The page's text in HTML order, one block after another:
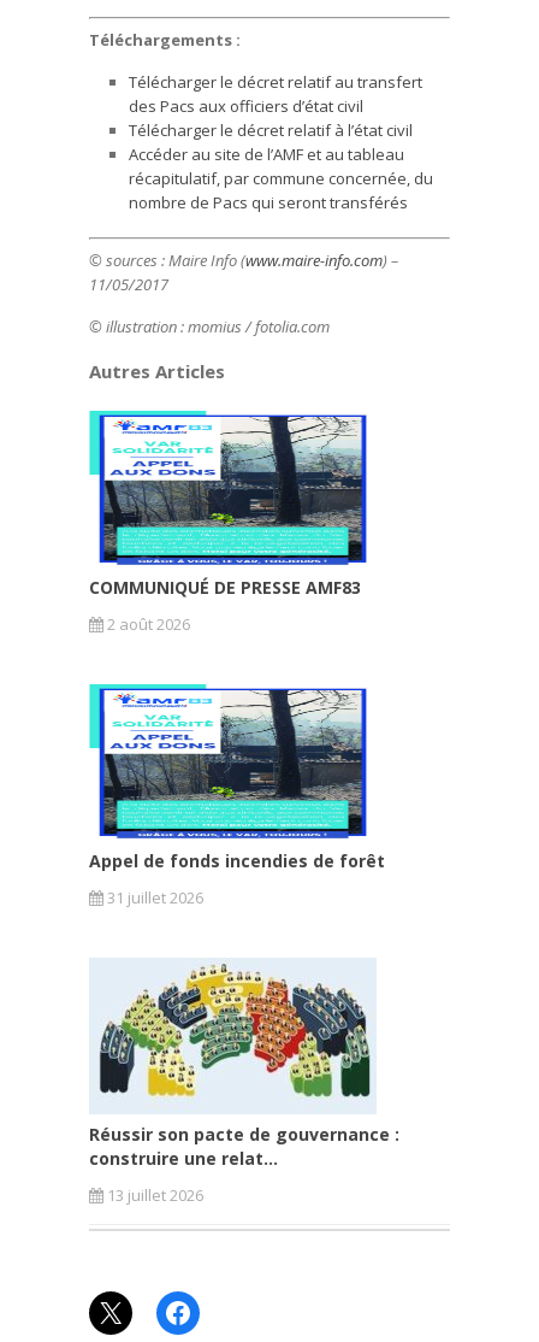
Téléchargements :
Télécharger le décret relatif au transfert
des Pacs aux officiers d’état civil
Télécharger le décret relatif à l’état civil
Accéder au site de l’AMF et au tableau
récapitulatif, par commune concernée, du
nombre de Pacs qui seront transférés
© sources : Maire Info (www.maire-info.com) –
11/05/2017
© illustration :momius / fotolia.com
Autres Articles
COMMUNIQUÉ DE PRESSE AMF83
2 août 2026
Appel de fonds incendies de forêt
31 juillet 2026
Réussir son pacte de gouvernance :
construire une relat...
13 juillet 2026
X Facebook